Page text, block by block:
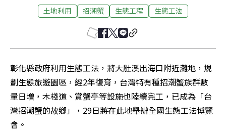
土地利用 招潮蟹 生態工程 生態工法
彰化縣政府利用生態工法，將大肚溪出海口附近灘地，規
劃生態旅遊園區，經2年復育，台灣特有種招潮蟹族群數
量日增，木棧道、賞蟹亭等設施也陸續完工，已成為「台
灣招潮蟹的故鄉」，29日將在此地舉辦全國生態工法博覽
會。